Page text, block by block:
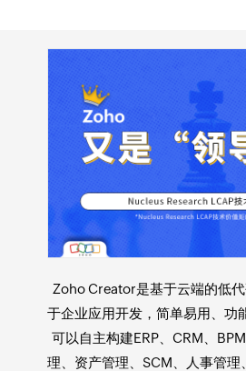
Zoho Creator是基于云端的低
于企业应用开发，简单易用、功
可以自主构建ERP、CRM、
理、资产管理、SCM、人事管理